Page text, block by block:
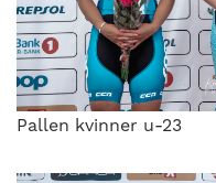
Pallen kvinner u-23